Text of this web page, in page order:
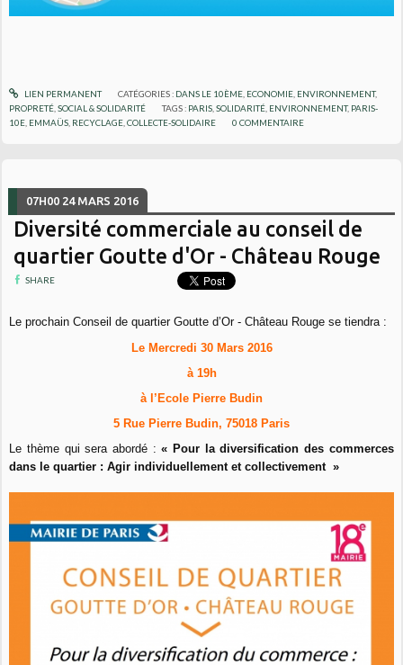
LIEN PERMANENT CATÉGORIES : DANS LE 10ÈME, ECONOMIE, ENVIRONNEMENT,
PROPRETÉ ,SOCIAL & SOLIDARITÉ TAGS : PARIS ,SOLIDARITÉ ENVIRONNEMENT, PARIS-
10E EMMAÜS RECYCLAGE ,COLLECTE-SOLIDAIRE 0 COMMENTAIRE
07H00 24 MARS 2016
Diversité commerciale au conseil de
quartier Goutte d'Or - Château Rouge
SHARE
Le prochain Conseil de quartier Goutte d’Or - Château Rouge se tiendra :
Le Mercredi 30 Mars 2016
à 19h
à l’Ecole Pierre Budin
5 Rue Pierre Budin, 75018 Paris
Le thème qui sera abordé :« Pour la diversification des commerces
dans le quartier : Agir individuellement et collectivement »